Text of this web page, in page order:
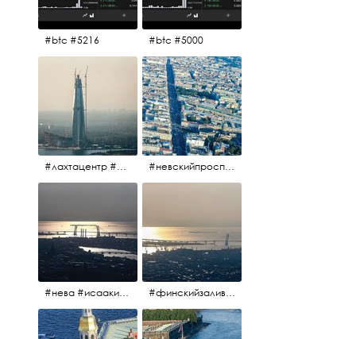
#btc #5216 #btc #5000
#лахтацентр #лахта #башнягазпром #газпром #башня #небоскрёбпитера #небоскрёб #финскийзалив #санктпетербург #невскийпроспект #центргорода #санктпетербург #осень2017 #когдапаришьнадгородом
#нева #исаакий #исаакиевскийсобор #нева #васильевскийостров #адмиралтейскийрайон #финскийзалив #дворцовыймост #небонадпитером #осень2017 #финскийзалив #маркизовалужа #нева